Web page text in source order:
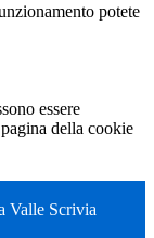
potete
essere
della cookie
Valle Scrivia